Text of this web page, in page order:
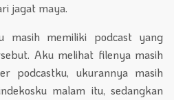
jagat maya.
masih memiliki podcast yang
Aku melihat filenya masih
podcastku, ukurannya masih
malam itu, sedangkan